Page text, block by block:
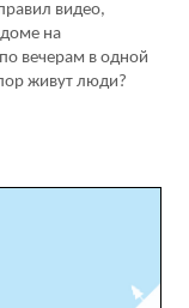
видео,
доме на
вечерам в одной
живут люди?